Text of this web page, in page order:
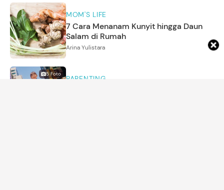
MOM'S LIFE
7 Cara Menanam Kunyit hingga Daun
Salam di Rumah
Arina Yulistara
5Foto PARENTING